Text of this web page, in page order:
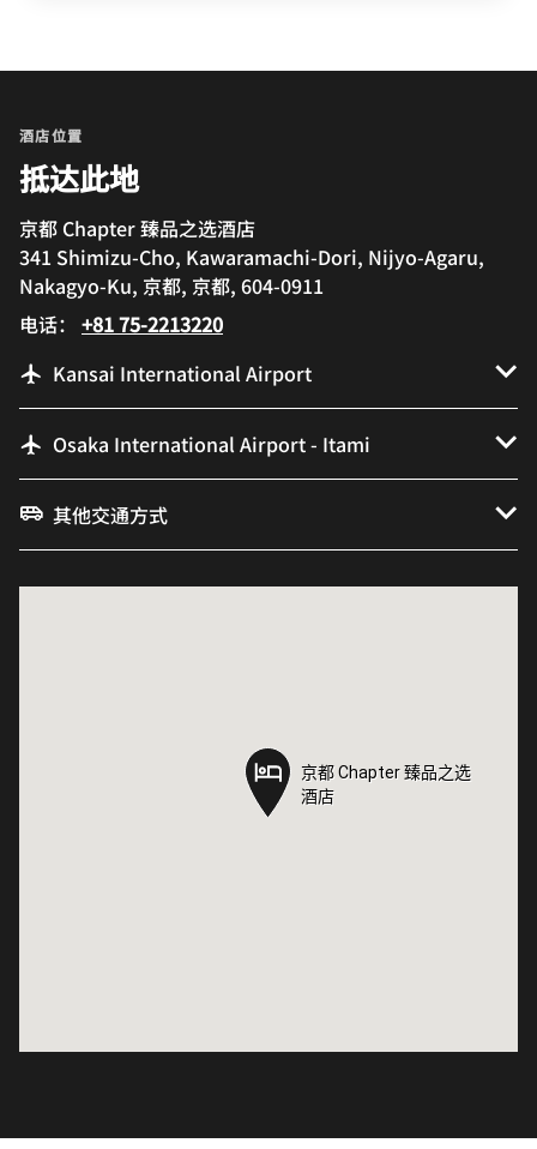
酒店位置
抵达此地
京都 Chapter 臻品之选酒店
341 Shimizu-Cho, Kawaramachi-Dori, Nijyo-Agaru,
Nakagyo-Ku, 京都, 京都, 604-0911
电话： +81 75-2213220
Kansai International Airport
Osaka International Airport - Itami
其他交通方式
京都 Chapter 臻品之选
酒店
京都 Chapter 臻品之选
酒店